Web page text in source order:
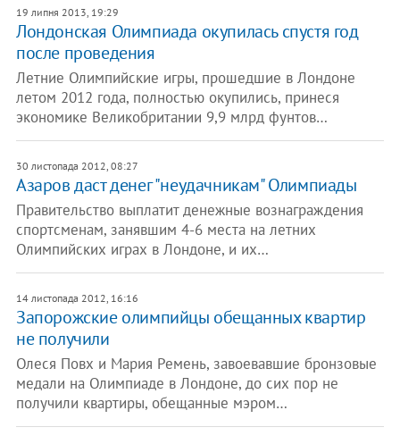
19 липня 2013, 19:29
Лондонская Олимпиада окупилась спустя год
после проведения
Летние Олимпийские игры, прошедшие в Лондоне
летом 2012 года, полностью окупились, принеся
экономике Великобритании 9,9 млрд фунтов…
30 листопада 2012, 08:27
Азаров даст денег "неудачникам" Олимпиады
Правительство выплатит денежные вознаграждения
спортсменам, занявшим 4-6 места на летних
Олимпийских играх в Лондоне, и их…
14 листопада 2012, 16:16
Запорожские олимпийцы обещанных квартир
не получили
Олеся Повх и Мария Ремень, завоевавшие бронзовые
медали на Олимпиаде в Лондоне, до сих пор не
получили квартиры, обещанные мэром…